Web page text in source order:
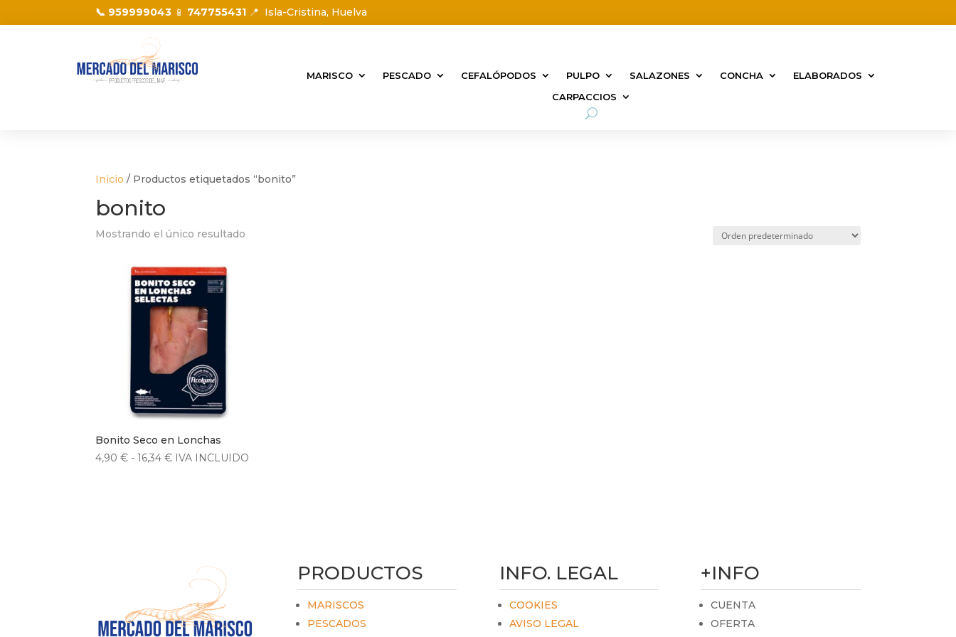
📞 959999043 📱 747755431 📍 Isla-Cristina, Huelva
MARISCO PESCADO CEFALÓPODOS PULPO SALAZONES CONCHA
ELABORADOS
CARPACCIOS
Inicio / Productos etiquetados “bonito”
bonito
Mostrando el único resultado
Bonito Seco en Lonchas
4,90€ - 16,34€Rango
IVA INCLUIDO
PRODUCTOS
MARISCOS
PESCADOS
INFO. LEGAL
COOKIES
AVISO LEGAL
+INFO
CUENTA
OFERTA